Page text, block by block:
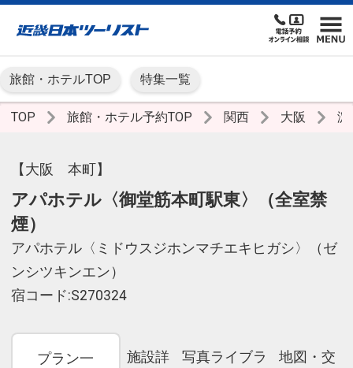
旅館・ホテルTOP 特集一覧
TOP 旅館・ホテル予約TOP 関西 大阪 淀
【大阪 本町】
アパホテル〈御堂筋本町駅東〉（全室禁
煙）
アパホテル〈ミドウスジホンマチエキヒガシ〉（ゼ
ンシツキンエン）
宿コード:S270324
プラン一
施設詳
写真ライブラ
地図・交